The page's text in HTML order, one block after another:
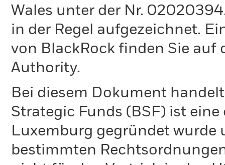
Wales unter der Nr.
in der Regel aufgezeichnet.
von BlackRock finden Sie auf
Authority.
Bei diesem Dokument
Strategic Funds (BSF) ist
Luxemburg gegründet
bestimmten